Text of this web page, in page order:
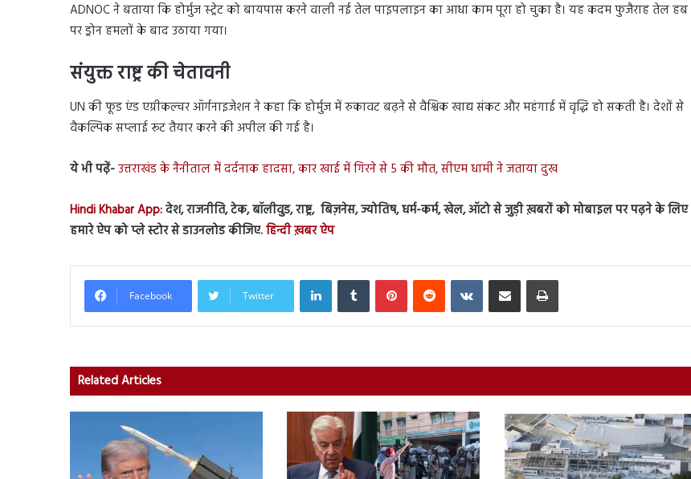
ADNOC ने बताया कि होर्मुज स्ट्रेट को बायपास करने वाली नई तेल पाइपलाइन का आधा काम पूरा हो चुका है। यह कदम फुजैराह तेल हब
पर ड्रोन हमलों के बाद उठाया गया।
संयुक्त राष्ट्र की चेतावनी
UN की फूड एंड एग्रीकल्चर ऑर्गनाइजेशन ने कहा कि होर्मुज में रुकावट बढ़ने से वैश्विक खाद्य संकट और महंगाई में वृद्धि हो सकती है। देशों से
वैकल्पिक सप्लाई रूट तैयार करने की अपील की गई है।
ये भी पढ़ें-उत्तराखंड के नैनीताल में दर्दनाक हादसा, कार खाई में गिरने से 5 की मौत, सीएम धामी ने जताया दुख
Hindi Khabar App:देश, राजनीति, टेक, बॉलीवुड, राष्ट्र, बिज़नेस, ज्योतिष, धर्म-कर्म, खेल, ऑटो से जुड़ी ख़बरों को मोबाइल पर पढ़ने के लिए
हमारे ऐप को प्ले स्टोर से डाउनलोड कीजिए.हिन्दी ख़बर ऐप
Facebook Twitter
LinkedInTumblr PinterestReddit VKontakteShare via Email Print
Related Articles